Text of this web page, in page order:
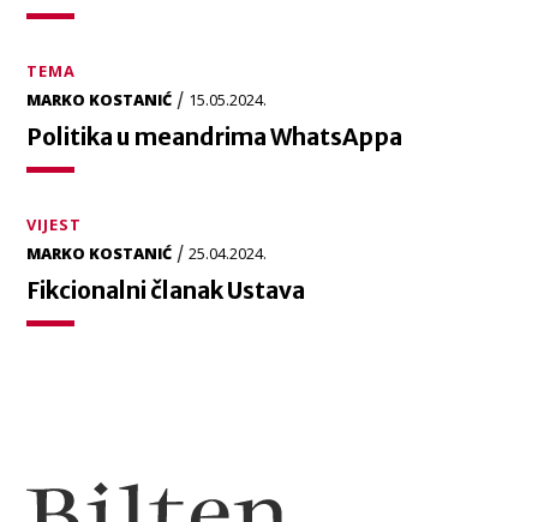
TEMA
MARKO KOSTANIĆ / 15.05.2024.
Politika u meandrima WhatsAppa
VIJEST
MARKO KOSTANIĆ /25.04.2024.
Fikcionalni članak Ustava